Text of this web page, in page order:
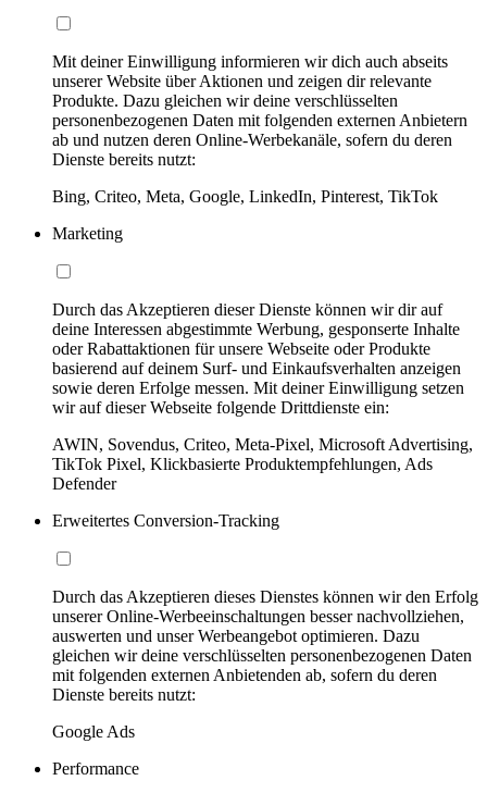
Mit deiner Einwilligung informieren wir dich auch abseits
unserer Website über Aktionen und zeigen dir relevante
Produkte. Dazu gleichen wir deine verschlüsselten
personenbezogenen Daten mit folgenden externen Anbietern
ab und nutzen deren Online-Werbekanäle, sofern du deren
Dienste bereits nutzt:
Bing, Criteo, Meta, Google, LinkedIn, Pinterest, TikTok
Marketing
Durch das Akzeptieren dieser Dienste können wir dir auf
deine Interessen abgestimmte Werbung, gesponserte Inhalte
oder Rabattaktionen für unsere Webseite oder Produkte
basierend auf deinem Surf- und Einkaufsverhalten anzeigen
sowie deren Erfolge messen. Mit deiner Einwilligung setzen
wir auf dieser Webseite folgende Drittdienste ein:
AWIN, Sovendus, Criteo, Meta-Pixel, Microsoft Advertising,
TikTok Pixel, Klickbasierte Produktempfehlungen, Ads
Defender
Erweitertes Conversion-Tracking
Durch das Akzeptieren dieses Dienstes können wir den Erfolg
unserer Online-Werbeeinschaltungen besser nachvollziehen,
auswerten und unser Werbeangebot optimieren. Dazu
gleichen wir deine verschlüsselten personenbezogenen Daten
mit folgenden externen Anbietenden ab, sofern du deren
Dienste bereits nutzt:
Google Ads
Performance